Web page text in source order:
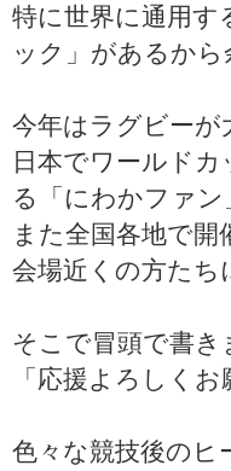
特に世界に通用
ック」があるから
今年はラグビー
日本でワールド
る「にわかファン
また全国各地で
会場近くの方た
そこで冒頭で書き
「応援よろしく
色々な競技後のヒ